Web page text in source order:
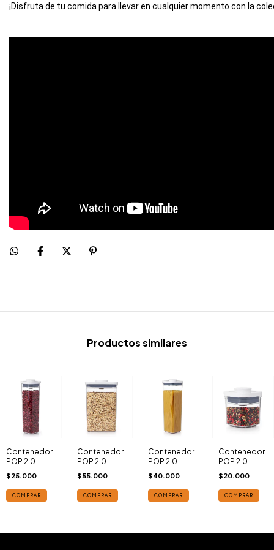
¡Disfruta de tu comida para llevar en cualquier momento con la
Productos similares
Contenedor
POP 2.0
cuadrado de
0,8lts.
$25.000
COMPRAR
Contenedor
POP 2.0
cuadrado de
4,2lts
$55.000
COMPRAR
Contenedor
POP 2.0
cuadrado
alto de 2lts.
$40.000
COMPRAR
Contenedor
POP 2.0
cuadrado de
0,2lts.
$20.000
COMPRAR